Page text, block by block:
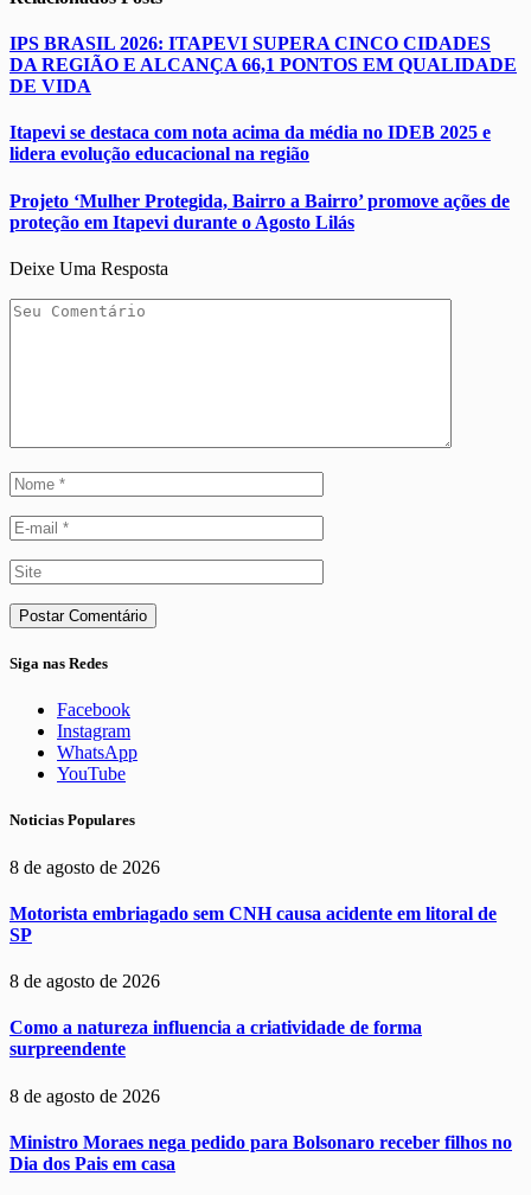
IPS BRASIL 2026: ITAPEVI SUPERA CINCO CIDADES
DA REGIÃO E ALCANÇA 66,1 PONTOS EM QUALIDADE
DE VIDA
Itapevi se destaca com nota acima da média no IDEB 2025 e
lidera evolução educacional na região
Projeto ‘Mulher Protegida, Bairro a Bairro’ promove ações de
proteção em Itapevi durante o Agosto Lilás
Deixe Uma Resposta
Siga nas Redes
Facebook
Instagram
WhatsApp
YouTube
Noticias Populares
8 de agosto de 2026
Motorista embriagado sem CNH causa acidente em litoral de
SP
8 de agosto de 2026
Como a natureza influencia a criatividade de forma
surpreendente
8 de agosto de 2026
Ministro Moraes nega pedido para Bolsonaro receber filhos no
Dia dos Pais em casa